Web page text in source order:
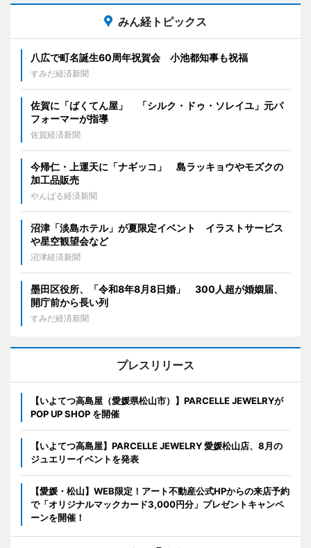
みん経トピックス
八広で町名誕生60周年祝賀会 小池都知事も祝福
すみだ経済新聞
佐賀に「ばくてん屋」 「シルク・ドゥ・ソレイユ」元パ
フォーマーが指導
佐賀経済新聞
今帰仁・上運天に「ナギッコ」 島ラッキョウやモズクの
加工品販売
やんばる経済新聞
沼津「淡島ホテル」が夏限定イベント イラストサービス
や星空観望会など
沼津経済新聞
墨田区役所、「令和8年8月8日婚」 300人超が婚姻届、
開庁前から長い列
すみだ経済新聞
プレスリリース
【いよてつ高島屋（愛媛県松山市）】PARCELLE JEWELRYが
POP UP SHOP を開催
【いよてつ高島屋】PARCELLE JEWELRY 愛媛松山店、8月の
ジュエリーイベントを発表
【愛媛・松山】WEB限定！アート不動産公式HPからの来店予約
で「オリジナルマックカード3,000円分」プレゼントキャンペ
ーンを開催！